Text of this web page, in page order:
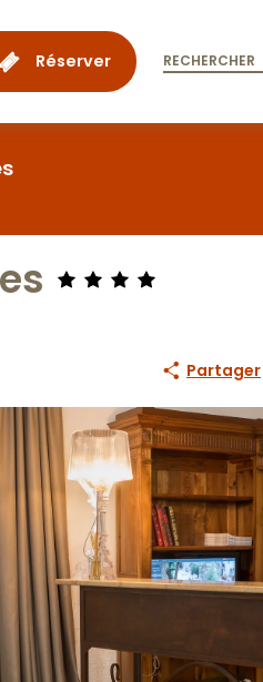
Réserver RECHERCHER
Partager